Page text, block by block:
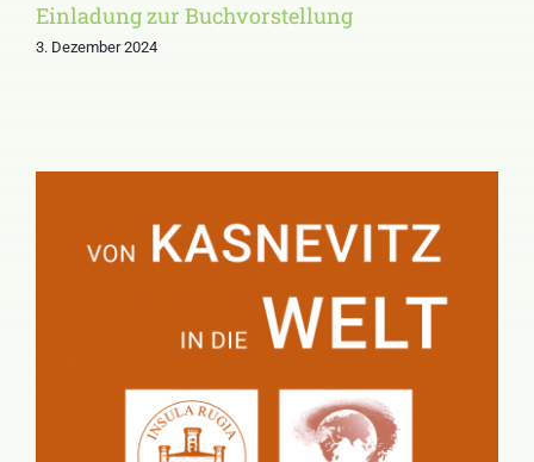
Einladung zur Buchvorstellung
3. Dezember 2024
„Von Kasnevitz in die Welt“
2024